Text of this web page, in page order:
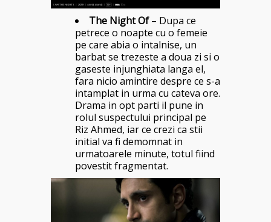
The Night Of– Dupa ce
petrece o noapte cu o femeie
pe care abia o intalnise, un
barbat se trezeste a doua zi si o
gaseste injunghiata langa el,
fara nicio amintire despre ce s-a
intamplat in urma cu cateva ore.
Drama in opt parti il pune in
rolul suspectului principal pe
Riz Ahmed, iar ce crezi ca stii
initial va fi demomnat in
urmatoarele minute, totul fiind
povestit fragmentat.